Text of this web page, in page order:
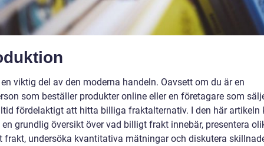
viktig del av den moderna handeln. Oavsett om du är en
som beställer produkter online eller en företagare som
fördelaktigt att hitta billiga fraktalternativ. I den här artikeln
grundlig översikt över vad billigt frakt innebär, presentera
frakt, undersöka kvantitativa mätningar och diskutera